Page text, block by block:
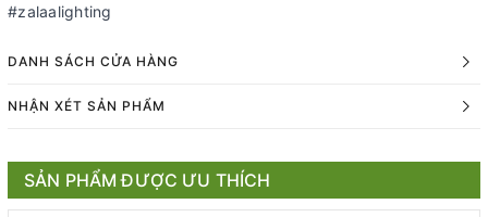
#zalaalighting
DANH SÁCH CỬA HÀNG
NHẬN XÉT SẢN PHẨM
SẢN PHẨM ĐƯỢC ƯU THÍCH